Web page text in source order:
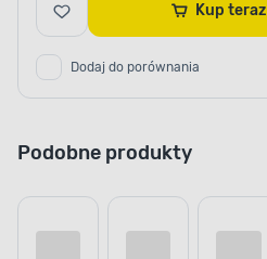
Kup teraz
Dodaj do porównania
Podobne produkty